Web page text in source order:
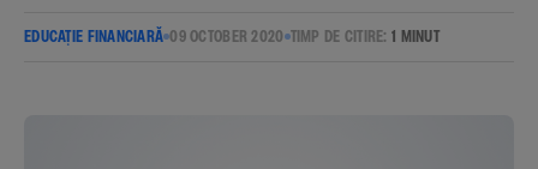
Campanii
EDUCAȚIE FINANCIARĂ 09 OCTOBER 2020 TIMP DE CITIRE:1 MINUT